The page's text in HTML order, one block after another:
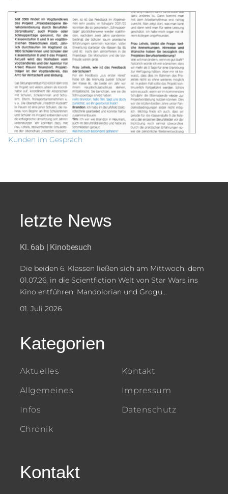
Kunden im Gespräch
letzte News
Kl. 6ab | Kinobesuch
Die beiden 6. Klassen ließen sich am Mittwoch, dem
01.07.26, in die Scientfiction Welt von Star Wars ins
Kino entführen. Mandolorian und Grogu...
01. Juli 2026
Kategorien
Aktuelles
Allgemeines
Infos
Chronik
Kontakt
Impressum
Datenschutz
Kontakt